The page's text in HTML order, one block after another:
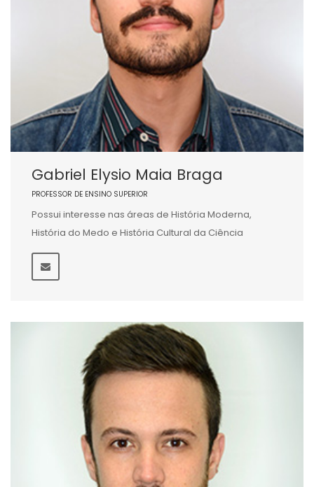
Gabriel Elysio Maia Braga
PROFESSOR DE ENSINO SUPERIOR
Possui interesse nas áreas de História Moderna,
História do Medo e História Cultural da Ciência